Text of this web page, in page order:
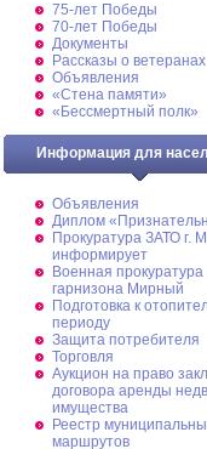
75-лет Победы
70-лет Победы
Документы
Рассказы о ветеранах
Объявления
«Стена памяти»
«Бессмертный полк»
Информация для
Объявления
Диплом
Прокуратура ЗАТО г.
информирует
Военная прокуратура
гарнизона Мирный
Подготовка к
периоду
Защита потребителя
Торговля
Аукцион на право
договора аренды
имущества
Реестр
маршрутов